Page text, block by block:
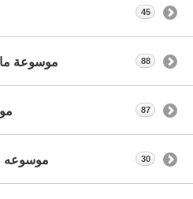
45
موسوعة ما 88
87
موسوعه 30